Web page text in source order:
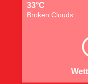
33°C
Broken Clouds